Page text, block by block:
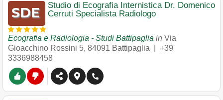
Studio di Ecografia Internistica Dr. Domenico
Cerruti Specialista Radiologo
Ecografia e Radiologia - Studi Battipaglia in Via
Gioacchino Rossini 5, 84091 Battipaglia
+39
3336988458